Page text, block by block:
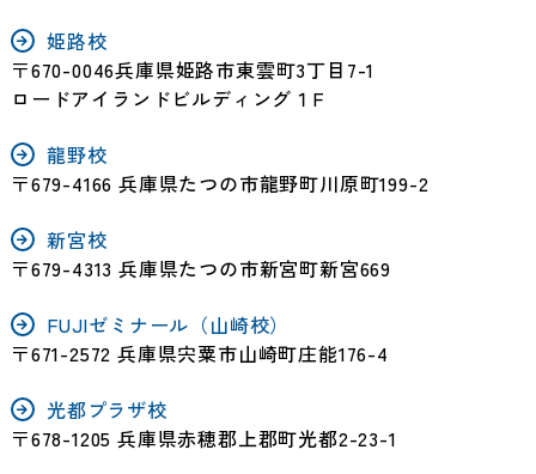
姫路校
〒670-0046兵庫県姫路市東雲町3丁目7-1
ロードアイランドビルディング１F
龍野校
〒679-4166 兵庫県たつの市龍野町川原町199-2
新宮校
〒679-4313 兵庫県たつの市新宮町新宮669
FUJIゼミナール（山崎校）
〒671-2572 兵庫県宍粟市山崎町庄能176-4
光都プラザ校
〒678-1205 兵庫県赤穂郡上郡町光都2-23-1